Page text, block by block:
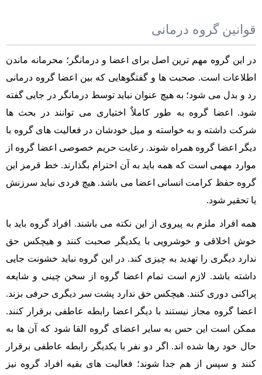
قوانین گروه درمانی
در این گروه مهم ترین اصل برای اعضا و درمانگر؛ محرمانه ماندن
اطلاعات است. صحبت ها و گفتگوهایی که بین اعضا گروه درمانی
رد و بدل می شود؛ به هیچ عنوان نباید توسط درمانگر در جایی گفته
شود. اعضا گروه به طور کاملاٌ اختیاری می توانند در بحث ها
شرکت داشته و به خواسته و میل خودشان در فعالیت های گروه با
دیگر اعضا گروه همراه شوند. رعایت حریم خصوصی اعضا گروه از
موارد مهمی است که همه باید به آن احترام بگذارند. خط قرمز این
گروه حفظ کرامت انسانی اعضا می باشد. هیچ فردی نباید سرزنش
یا تحقیر شود.
همه افراد ملزم به پیروی از این نکته می باشند. افراد گروه باید با
خوش اخلاقی و خوشرویی با یکدیگر صحبت کنند و هیچکس حق
ندارد دیگری را تهدید به چیزی کند. در این گروه نباید خشونت جایی
داشته باشد. لازم است تمام اعضا گروه از سخن چینی و شایعه
پراکنی دوری کنند. هیچکس حق ندارد پشت سر دیگری حرفی بزند.
اعضا گروه مجاز نیستند با دیگر اعضا رابطه عاطفی برقرار کنند.
ممکن است این حس به سایر اعضای گروه القا شود که آن ها به
حال خود رها شده اند. اگر دو نفر با یکدیگر رابطه عاطفی برقرار
کنند و سپس از هم جدا شوند؛ فعالیت های بقیه افراد گروه نیز